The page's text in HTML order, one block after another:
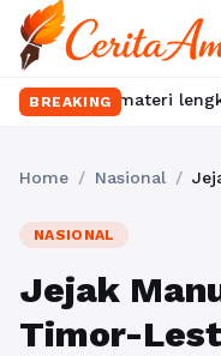
BREAKING
lengkap hanya
Home / Nasional /
NASIONAL
Jejak
Timor-